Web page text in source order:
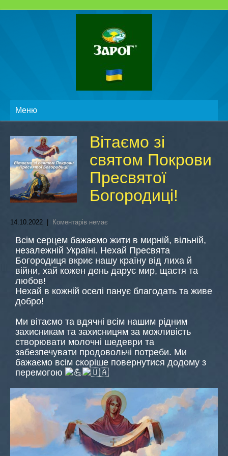
Меню
Вітаємо зі
святом Покрови
Пресвятої
Богородиці!
14.10.2022 Коментарів немає
Всім серцем бажаємо жити в мирній, вільній,
незалежній Україні. Нехай Пресвята
Богородиця вкриє нашу країну від лиха й
війни, хай кожен день дарує мир, щастя та
любов!
Нехай в кожній оселі панує благодать та живе
добро!
Ми вітаємо та вдячні всім нашим рідним
захисникам та захисницям за можливість
створювати молочні шедеври та
забезпечувати продовольчі потреби. Ми
бажаємо всім скоріше повернутися додому з
перемогою